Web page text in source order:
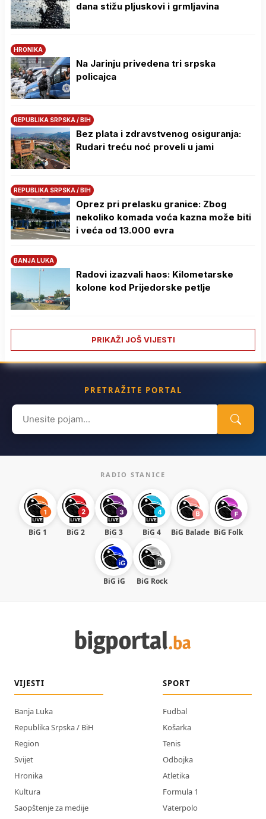
dana stižu pljuskovi i grmljavina
HRONIKA
Na Јarinju privedena tri srpska
policajca
REPUBLIKA SRPSKA / BIH
Bez plata i zdravstvenog osiguranja:
Rudari treću noć proveli u jami
REPUBLIKA SRPSKA / BIH
Oprez pri prelasku granice: Zbog
nekoliko komada voća kazna može biti
i veća od 13.000 evra
BANJA LUKA
Radovi izazvali haos: Kilometarske
kolone kod Prijedorske petlje
PRIKAŽI JOŠ VIJESTI
PRETRAŽITE PORTAL
Search
for:
RADIO STANICE
BiG 1 BiG 2 BiG 3 BiG 4 BiG Balade BiG Folk
BiG iG BiG Rock
VIJESTI
Banja Luka
Republika Srpska / BiH
Region
Svijet
Hronika
Kultura
Saopštenje za medije
SPORT
Fudbal
Košarka
Tenis
Odbojka
Atletika
Formula 1
Vaterpolo